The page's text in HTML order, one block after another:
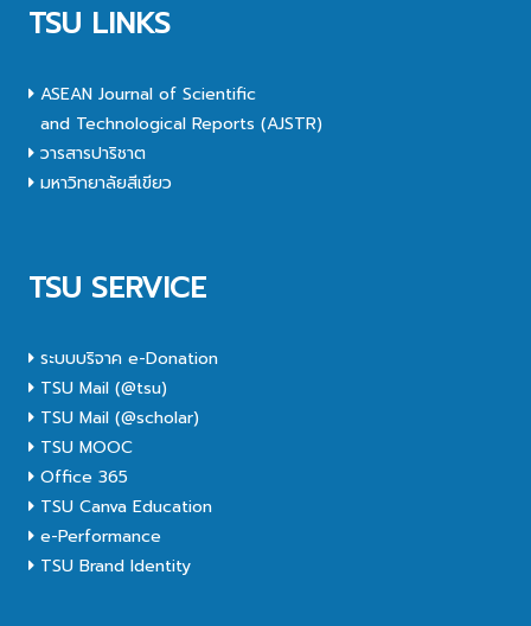
TSU LINKS
ASEAN Journal of Scientific
and Technological Reports (AJSTR)
วารสารปาริชาต
มหาวิทยาลัยสีเขียว
TSU SERVICE
ระบบบริจาค e-Donation
TSU Mail (@tsu)
TSU Mail (@scholar)
TSU MOOC
Office 365
TSU Canva Education
e-Performance
TSU Brand Identity